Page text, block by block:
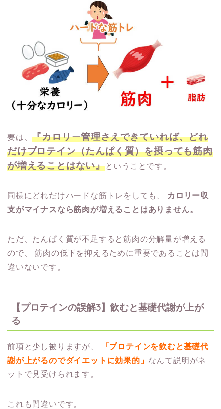
要は、『カロリー管理さえできていれば、どれ
だけプロテイン（たんぱく質）を摂っても筋肉
が増えることはない』ということです。
同様にどれだけハードな筋トレをしても、
カロリー収
支がマイナスなら筋肉が増えることはありません。
ただ、たんぱく質が不足すると筋肉の分解量が増える
ので、
筋肉の低下を抑えるために重要であることは間
違いないです。
【プロテインの誤解3】飲むと基礎代謝が上が
る
前項と少し被りますが、
「プロテインを飲むと基礎代
謝が上がるのでダイエットに効果的」 なんて説明がネ
ットで見受けられます。
これも間違いです。